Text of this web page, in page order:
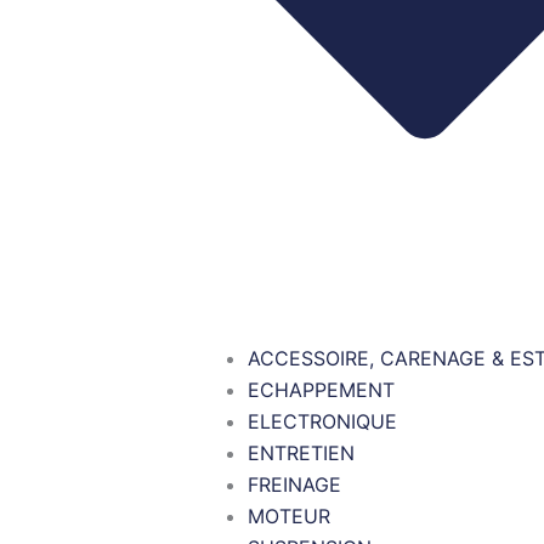
ACCESSOIRE, CARENAGE &
ECHAPPEMENT
ELECTRONIQUE
ENTRETIEN
FREINAGE
MOTEUR